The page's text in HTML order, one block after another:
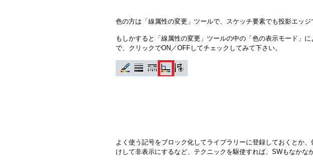
色の方は「線属性の変更」ツールで、スケッチ要素でも投影エッ
もしかすると
「線属性の変更」ツールの中の「色の表示モード」
で、クリックでON／OFFしてチェックしてみて下さい。
よく使う記号をブロック化してライブラリーに登録しておくとか
けして非表示にするなど、テクニックを駆使すれば、SWもなかな